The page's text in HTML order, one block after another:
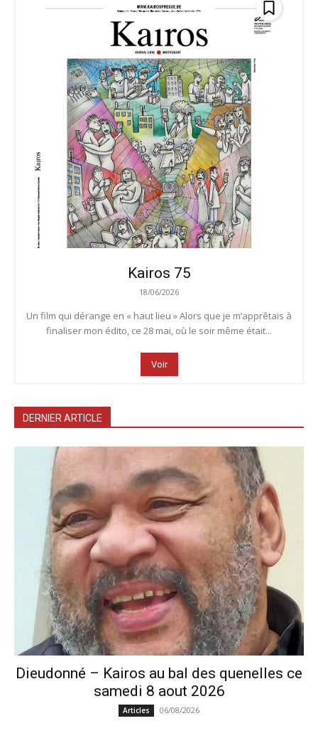
Kairos 75
18/06/2026
Un film qui dérange en « haut lieu » Alors que je m’apprêtais à
finaliser mon édito, ce 28 mai, où le soir même était...
Voir
DERNIER ARTICLE
Dieudonné – Kairos au bal des quenelles ce
samedi 8 aout 2026
Articles 06/08/2026